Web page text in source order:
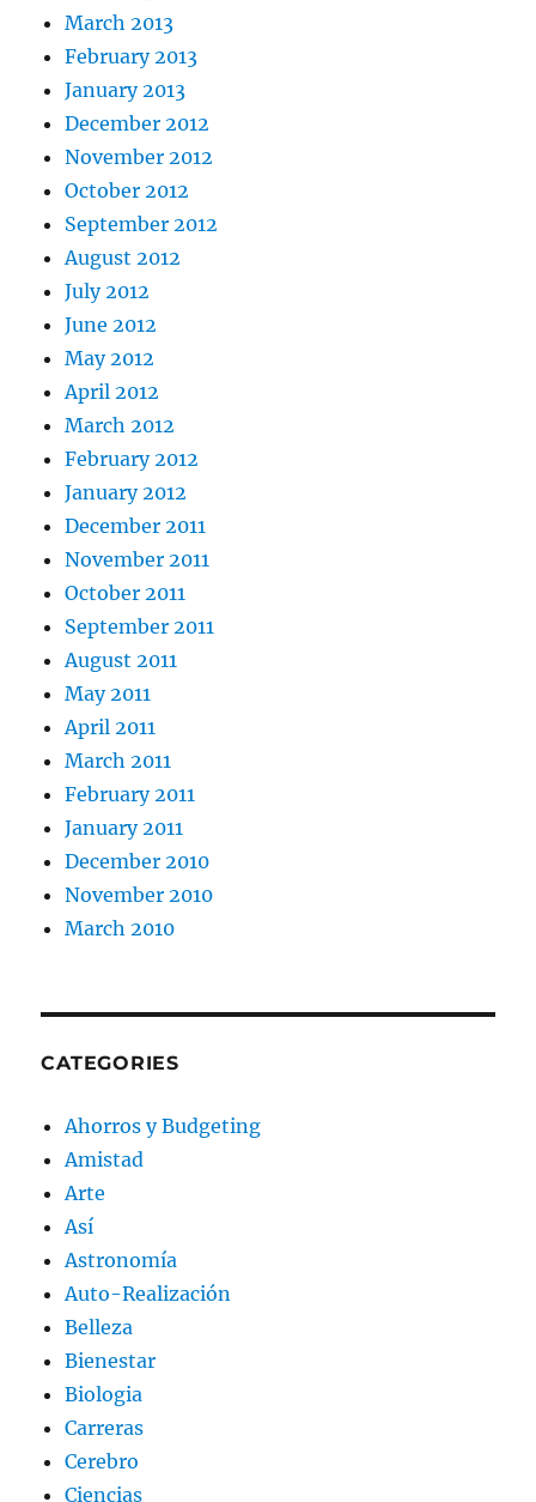
March 2013
February 2013
January 2013
December 2012
November 2012
October 2012
September 2012
August 2012
July 2012
June 2012
May 2012
April 2012
March 2012
February 2012
January 2012
December 2011
November 2011
October 2011
September 2011
August 2011
May 2011
April 2011
March 2011
February 2011
January 2011
December 2010
November 2010
March 2010
CATEGORIES
Ahorros y Budgeting
Amistad
Arte
Así
Astronomía
Auto-Realización
Belleza
Bienestar
Biologia
Carreras
Cerebro
Ciencias